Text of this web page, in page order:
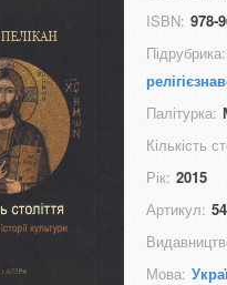
ISBN: 978-
Підрубрика:
Палітурка:
Кількість
Рік: 2015
Артикул:
Мова: